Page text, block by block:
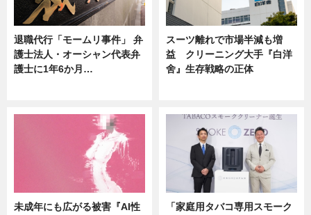
退職代行「モームリ事件」 弁
護士法人・オーシャン代表弁
護士に1年6か月…
スーツ離れで市場半減も増
益 クリーニング大手『白洋
舍』生存戦略の正体
未成年にも広がる被害『AI性
「家庭用タバコ専用スモーク